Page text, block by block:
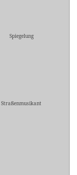
Spiegelung
Straßenmusikant